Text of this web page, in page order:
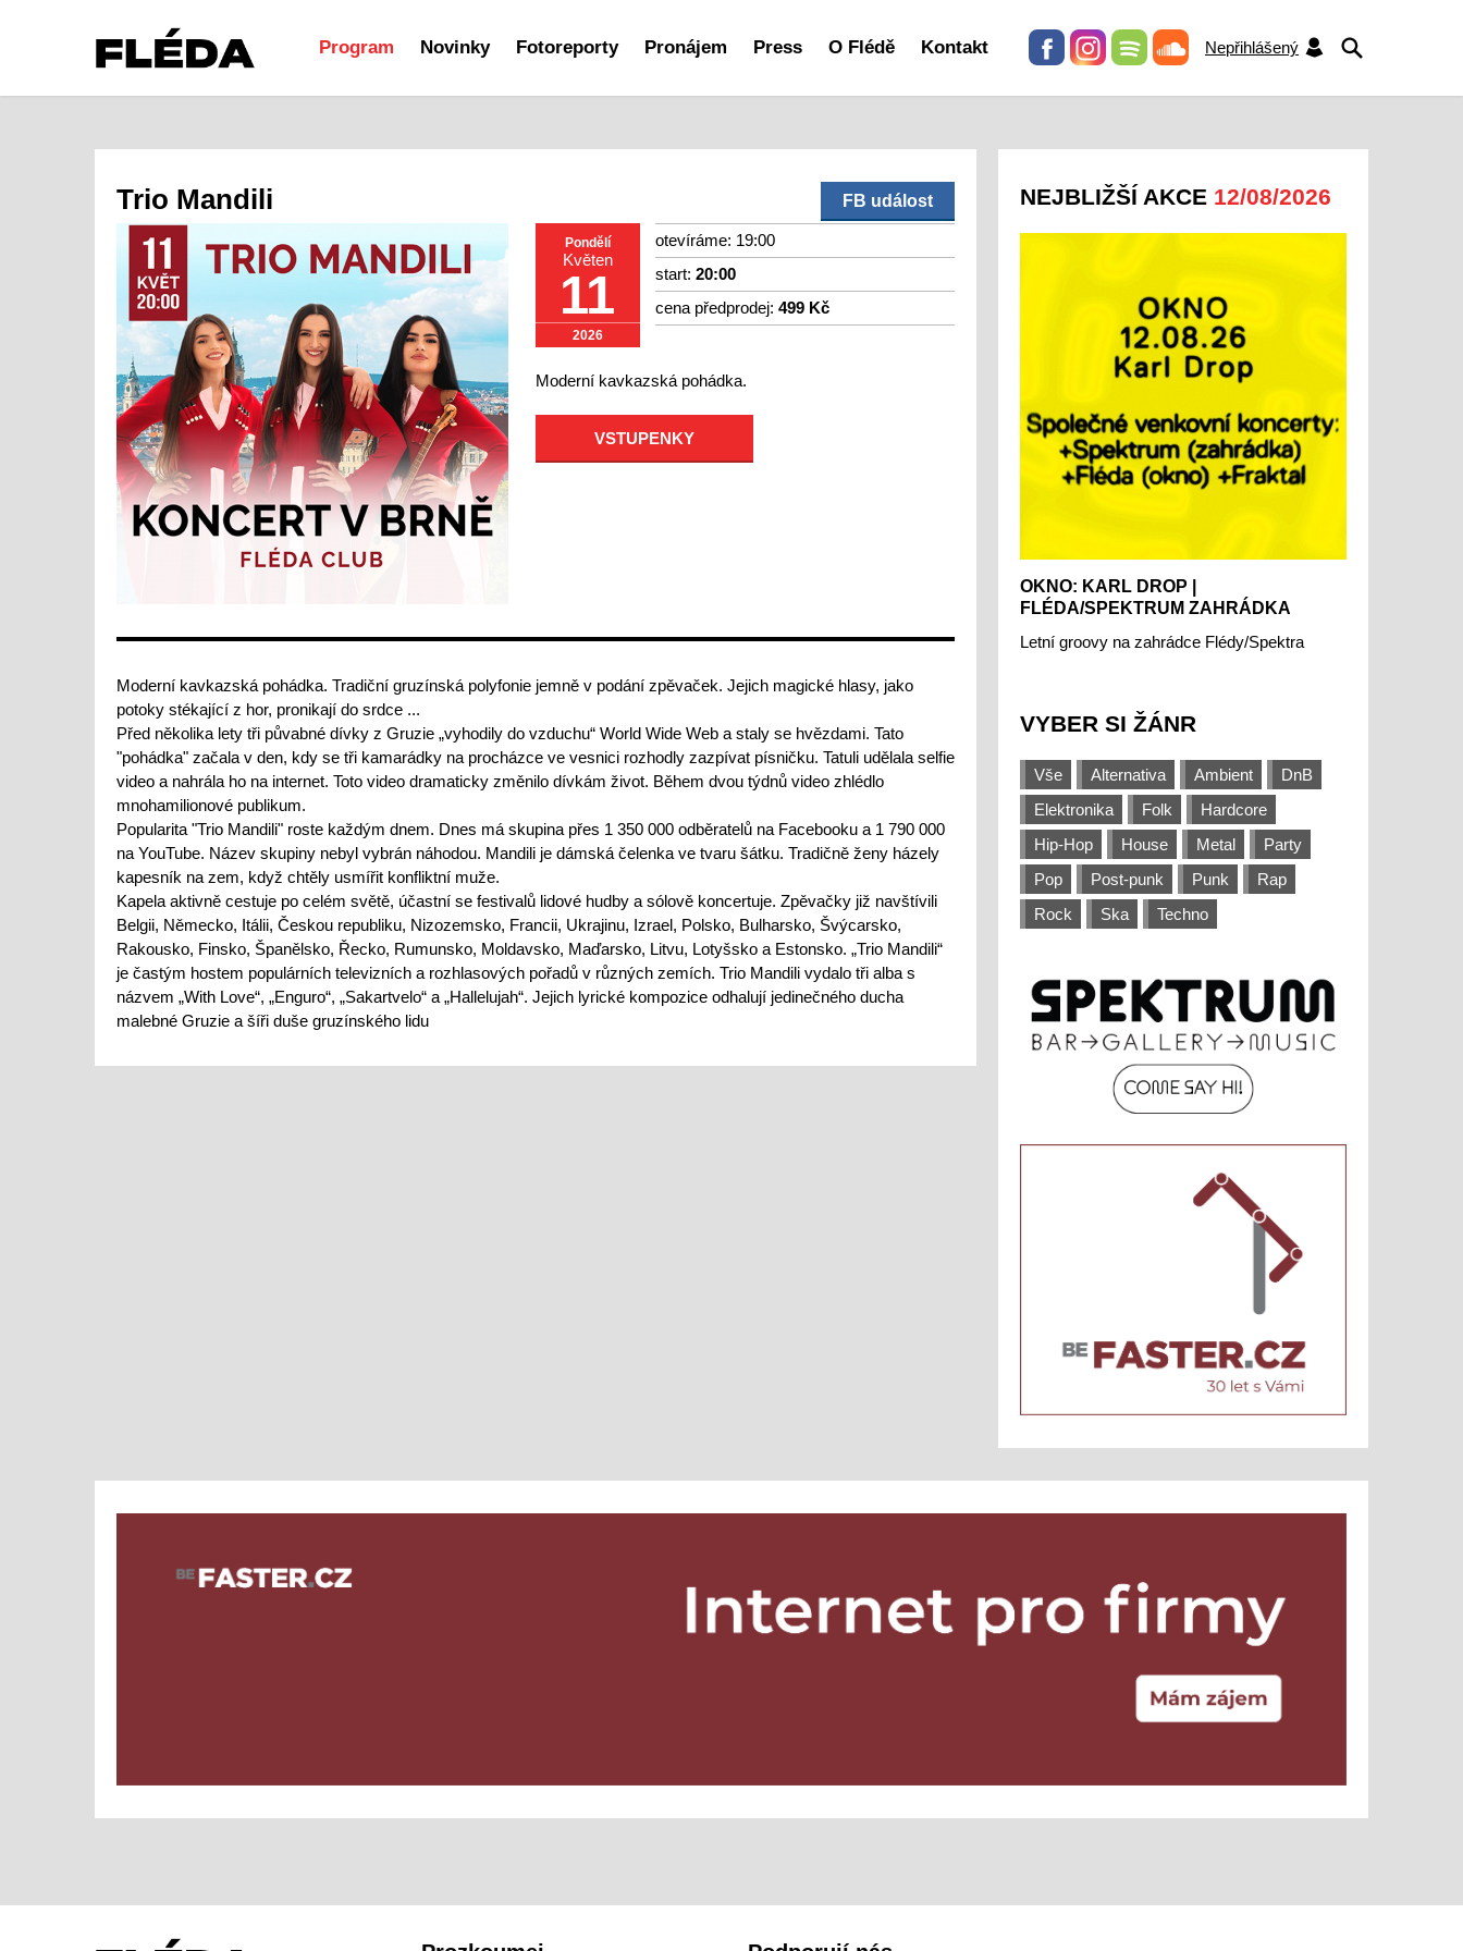
Program Novinky Fotoreporty Pronájem Press O Flédě Kontakt Nepřihlášený
Trio Mandili FB událost
Pondělí
Květen
11
2026
otevíráme: 19:00
start: 20:00
cena předprodej: 499 Kč
Moderní kavkazská pohádka.
VSTUPENKY
Moderní kavkazská pohádka. Tradiční gruzínská polyfonie jemně v podání zpěvaček. Jejich magické hlasy, jako
potoky stékající z hor, pronikají do srdce ...
Před několika lety tři půvabné dívky z Gruzie „vyhodily do vzduchu“ World Wide Web a staly se hvězdami. Tato
"pohádka" začala v den, kdy se tři kamarádky na procházce ve vesnici rozhodly zazpívat písničku. Tatuli udělala selfie
video a nahrála ho na internet. Toto video dramaticky změnilo dívkám život. Během dvou týdnů video zhlédlo
mnohamilionové publikum.
Popularita "Trio Mandili" roste každým dnem. Dnes má skupina přes 1 350 000 odběratelů na Facebooku a 1 790 000
na YouTube. Název skupiny nebyl vybrán náhodou. Mandili je dámská čelenka ve tvaru šátku. Tradičně ženy házely
kapesník na zem, když chtěly usmířit konfliktní muže.
Kapela aktivně cestuje po celém světě, účastní se festivalů lidové hudby a sólově koncertuje. Zpěvačky již navštívili
Belgii, Německo, Itálii, Českou republiku, Nizozemsko, Francii, Ukrajinu, Izrael, Polsko, Bulharsko, Švýcarsko,
Rakousko, Finsko, Španělsko, Řecko, Rumunsko, Moldavsko, Maďarsko, Litvu, Lotyšsko a Estonsko. „Trio Mandili“
je častým hostem populárních televizních a rozhlasových pořadů v různých zemích. Trio Mandili vydalo tři alba s
názvem „With Love“, „Enguro“, „Sakartvelo“ a „Hallelujah“. Jejich lyrické kompozice odhalují jedinečného ducha
malebné Gruzie a šíři duše gruzínského lidu
NEJBLIŽŠÍ AKCE 12/08/2026
OKNO: KARL DROP |
FLÉDA/SPEKTRUM ZAHRÁDKA
Letní groovy na zahrádce Flédy/Spektra
VYBER SI ŽÁNR
Vše Alternativa Ambient
DnB
Elektronika
Folk
Hardcore
Hip-Hop
House Metal
Party
Pop
Post-punk Punk
Rap
Rock
Ska Techno